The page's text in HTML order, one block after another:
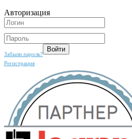
Авторизация
Забыли пароль?
Регистрация